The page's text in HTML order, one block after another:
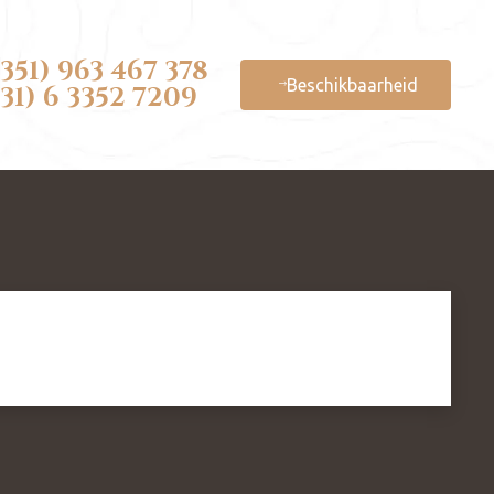
963 467 378
6 3352 7209 Beschikbaarheid